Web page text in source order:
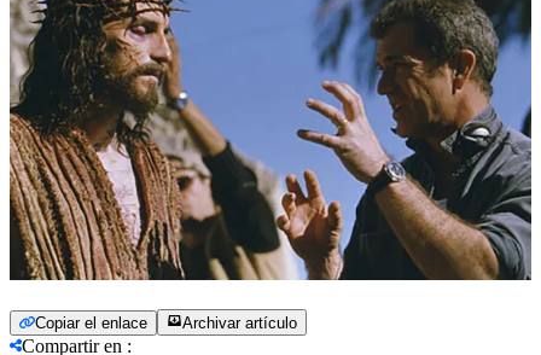
Copiar el enlace Archivar artículo
Compartir en :